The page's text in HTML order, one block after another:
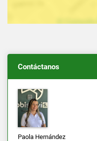
Contáctanos
Paola Hernández